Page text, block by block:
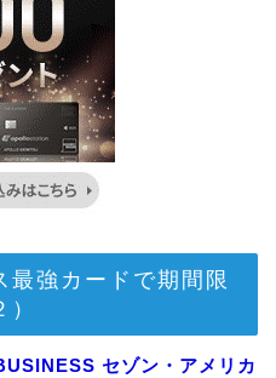
最強カードで期間限
セゾン・アメリカ